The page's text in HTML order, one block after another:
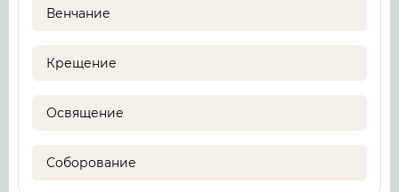
Венчание
Крещение
Освящение
Соборование